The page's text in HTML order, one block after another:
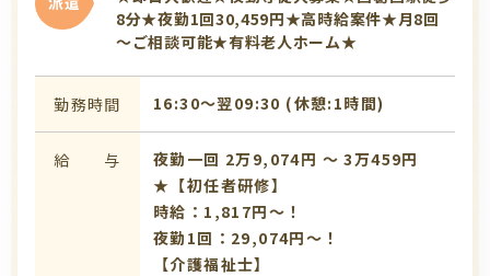
8分★夜勤1回30,459円★高時給案件★月8回
～ご相談可能★有料老人ホーム★
勤務時間 16:30〜翌09:30 (休憩:1時間)
給 与
夜勤一回 2万9,074円 〜 3万459円
★【初任者研修】
時給：1,817円～！
夜勤1回：29,074円～！
【介護福祉士】